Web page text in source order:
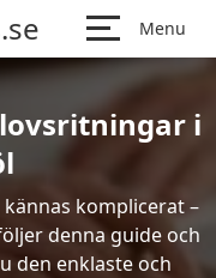
Menu
i
komplicerat –
denna guide och
den enklaste och